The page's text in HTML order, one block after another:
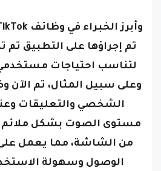
تم إجراؤها على التطبيق
وعلى سبيل المثال، تم الآن
الشخصي والتعليقات
مستوى الصوت بشكل ملائم
من الشاشة، مما يعمل
الوصول وسهولة